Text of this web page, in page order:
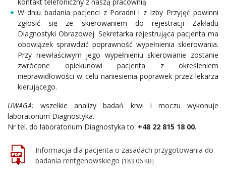
W dniu badania pacjenci z Poradni i z Izby Przyjęć powinni
zgłosić się ze skierowaniem do rejestracji Zakładu
Diagnostyki Obrazowej. Sekretarka rejestrująca pacjenta ma
obowiązek sprawdzić poprawność wypełnienia skierowania.
Przy niewłaściwym jego wypełnieniu skierowanie zostanie
zwrócone opiekunowi pacjenta z określeniem
nieprawidłowości w celu naniesienia poprawek przez lekarza
kierującego.
UWAGA: wszelkie analizy badań krwi i moczu wykonuje
laboratorium Diagnostyka.
Nr tel. do laboratorium Diagnostyka to: +48 22 815 18 00.
Informacja dla pacjenta o zasadach przygotowania do
badania rentgenowskiego [183.06 KB]